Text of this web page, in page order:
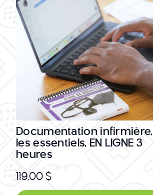
Documentation infirmière,
les essentiels, EN LIGNE 3
heures
119,00 $